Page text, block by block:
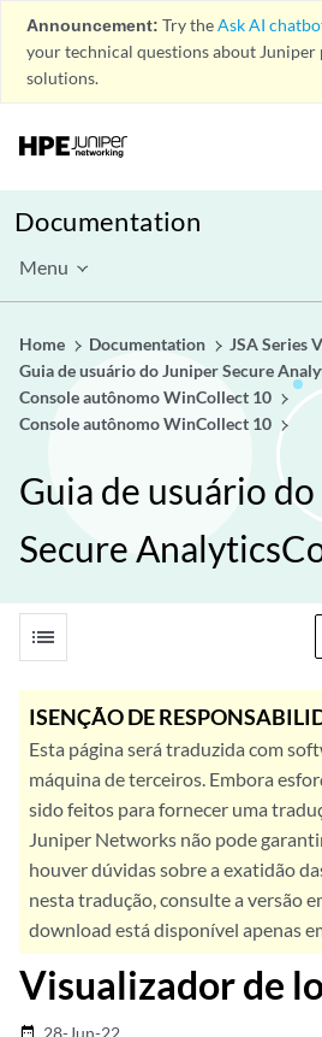
Announcement: Try theAsk AI
your technical questions about Juniper
solutions.
Documentation
Menu
Home Documentation
JSA Series
Guia de usuário do Juniper Secure
Console autônomo WinCollect 10
Console autônomo WinCollect 10
Guia de usuário
Secure
list
ISENÇÃO DE
Esta página será traduzida com
máquina de terceiros. Embora
sido feitos para fornecer uma
Juniper Networks não pode
houver dúvidas sobre a exatidão
nesta tradução, consulte a versão
download está disponível apenas
Visualizador de
date_range 28-Jun-22